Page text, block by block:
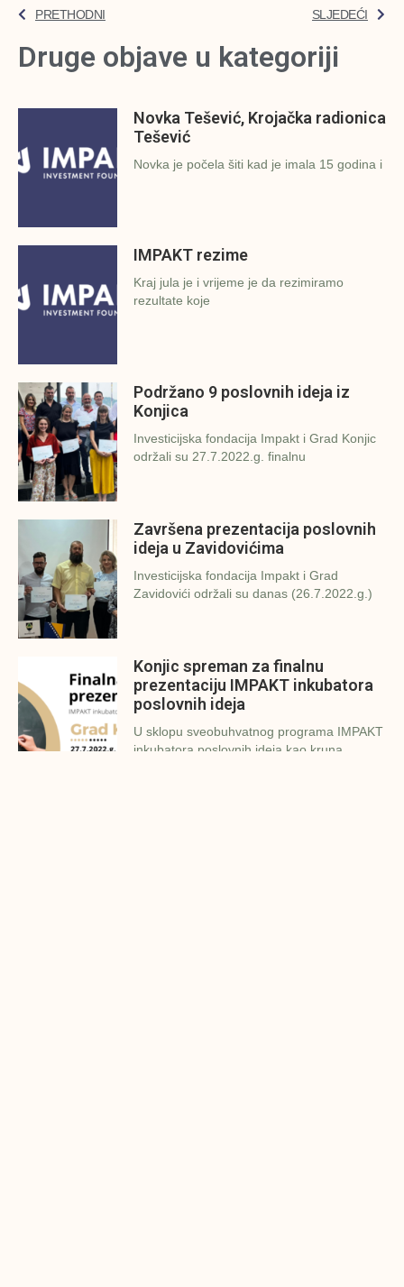
PRETHODNI SLJEDEĆI
Druge objave u kategoriji
Novka Tešević, Krojačka radionica
Tešević
Novka je počela šiti kad je imala 15 godina i
IMPAKT rezime
Kraj jula je i vrijeme je da rezimiramo
rezultate koje
Podržano 9 poslovnih ideja iz
Konjica
Investicijska fondacija Impakt i Grad Konjic
održali su 27.7.2022.g. finalnu
Završena prezentacija poslovnih
ideja u Zavidovićima
Investicijska fondacija Impakt i Grad
Zavidovići održali su danas (26.7.2022.g.)
Konjic spreman za finalnu
prezentaciju IMPAKT inkubatora
poslovnih ideja
U sklopu sveobuhvatnog programa IMPAKT
inkubatora poslovnih ideja kao kruna